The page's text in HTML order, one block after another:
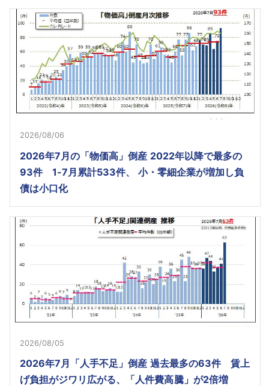
2026/08/06
2026年7月の「物価高」倒産 2022年以降で最多の
93件 1-7月累計533件、 小・零細企業が増加し負
債は小口化
2026/08/05
2026年7月「人手不足」倒産 過去最多の63件 賃上
げ負担がジワリ広がる、「人件費高騰」が2倍増